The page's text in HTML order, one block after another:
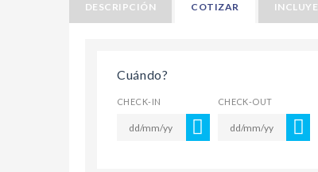
DESCRIPCIÓN COTIZAR INCLUYE
Cuándo?
CHECK-IN CHECK-OUT